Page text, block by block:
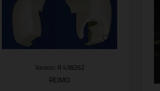
Varenr.: R 438262
REIMO